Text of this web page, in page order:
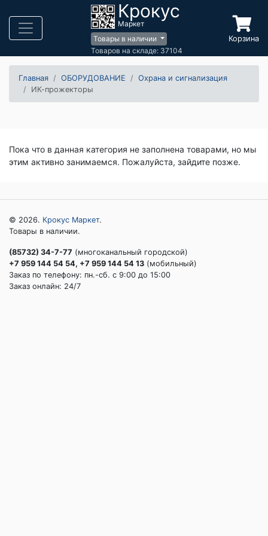
Крокус
Маркет
Товары в наличии
Товаров на складе: 37104
Корзина
Главная ОБОРУДОВАНИЕ
Охрана и сигнализация
ИК-прожекторы
Пока что в данная категория не заполнена товарами, но мы
этим активно занимаемся. Пожалуйста, зайдите позже.
© 2026. Крокус Маркет.
Товары в наличии.
(85732) 34-7-77 (многоканальный городской)
+7 959 144 54 54, +7 959 144 54 13 (мобильный)
Заказ по телефону: пн.-сб. c 9:00 до 15:00
Заказ онлайн: 24/7